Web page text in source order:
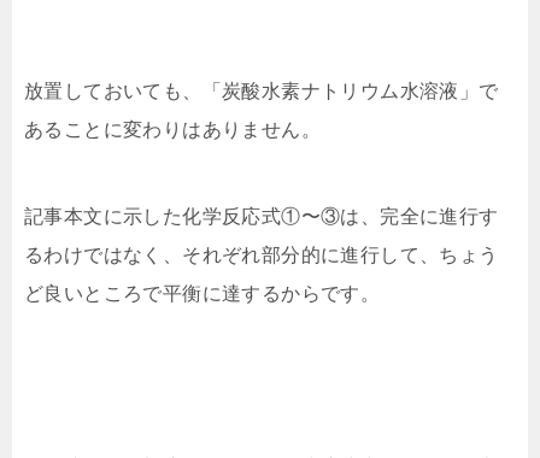
放置しておいても、「炭酸水素ナトリウム水溶液」 で
あることに変わりはありません。
記事本文に示した化学反応式①〜③は、 完全に進行す
るわけではなく、それぞれ部分的に進行して、 ちょう
ど良いところで平衡に達するからです。